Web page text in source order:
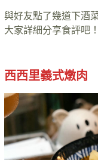
與好友點了幾道下酒
大家詳細分享食評吧！
西西里義式燉肉